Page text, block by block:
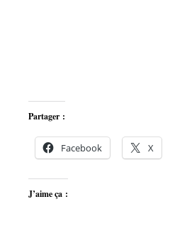
Partager :
Facebook X
J’aime ça :